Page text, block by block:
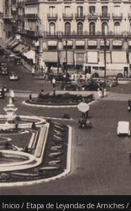
Inicio / Etapa de Leyandas de Arniches /